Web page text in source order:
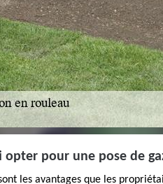
opter pour une pose de
les avantages que les